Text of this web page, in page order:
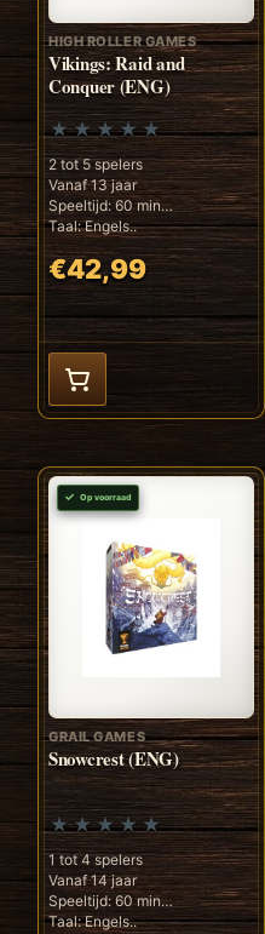
HIGH ROLLER GAMES
Vikings: Raid and
Conquer (ENG)
2 tot 5 spelers
Vanaf 13 jaar
Speeltijd: 60 min
Taal: Engels..
€42,99
Op voorraad
GRAIL GAMES
Snowcrest (ENG)
1 tot 4 spelers
Vanaf 14 jaar
Speeltijd: 60 min
Taal: Engels..